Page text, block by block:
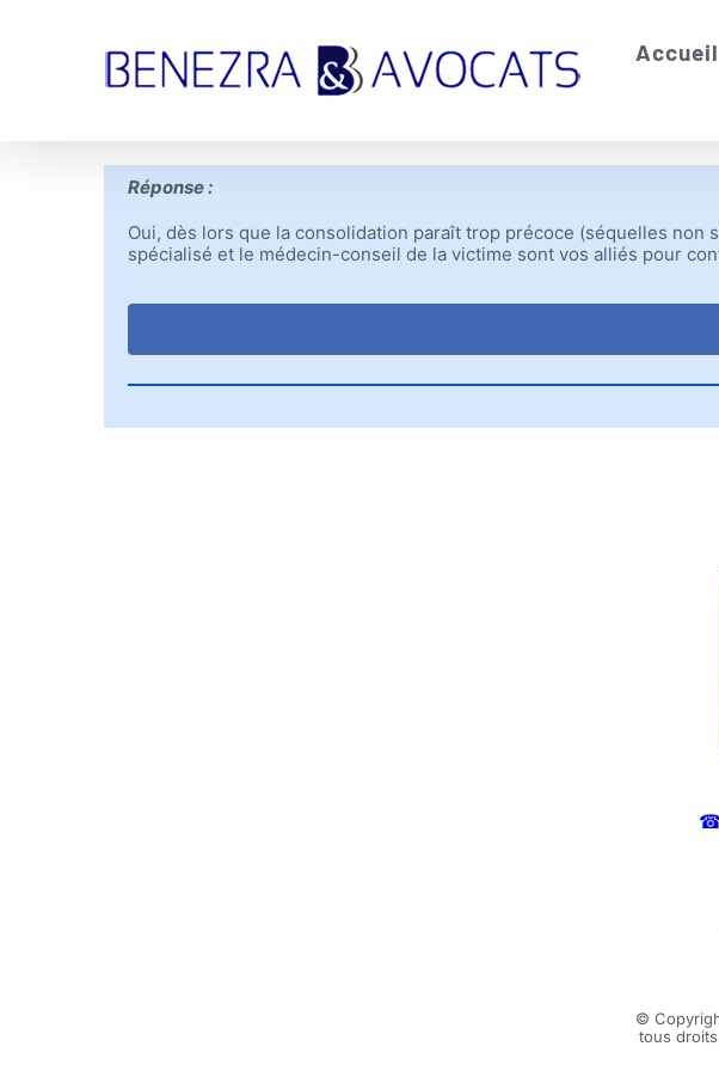
Accueil
Réponse :
Oui, dès lors que la consolidation paraît trop précoce (séquelles non
spécialisé et le médecin-conseil de la victime sont vos alliés pour
☎
©
tous